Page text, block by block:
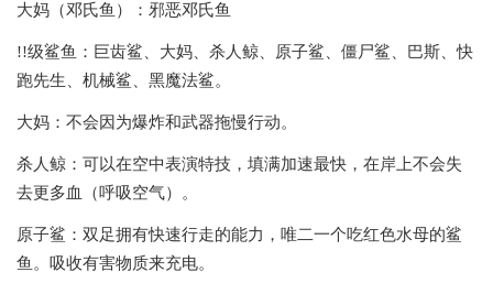
大妈（邓氏鱼）：邪恶邓氏鱼
!!级鲨鱼：巨齿鲨、大妈、杀人鲸、原子鲨、僵尸鲨、巴斯、快
跑先生、机械鲨、黑魔法鲨。
大妈：不会因为爆炸和武器拖慢行动。
杀人鲸：可以在空中表演特技，填满加速最快，在岸上不会失
去更多血（呼吸空气）。
原子鲨：双足拥有快速行走的能力，唯二一个吃红色水母的鲨
鱼。吸收有害物质来充电。